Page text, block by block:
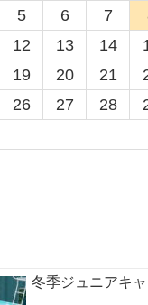
5 6 7
12 13 14
19 20 21
26 27 28
冬季ジュニアキ